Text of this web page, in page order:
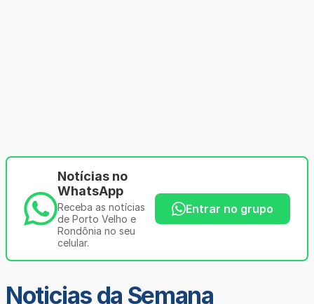
Notícias no
WhatsApp
Receba as notícias
de Porto Velho e
Rondônia no seu
celular.
Entrar no grupo
Noticias da Semana